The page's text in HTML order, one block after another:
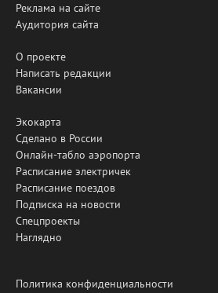
Реклама на сайте
Аудитория сайта
О проекте
Написать редакции
Вакансии
Экокарта
Сделано в России
Онлайн-табло аэропорта
Расписание электричек
Расписание поездов
Подписка на новости
Спецпроекты
Наглядно
Политика конфиденциальности